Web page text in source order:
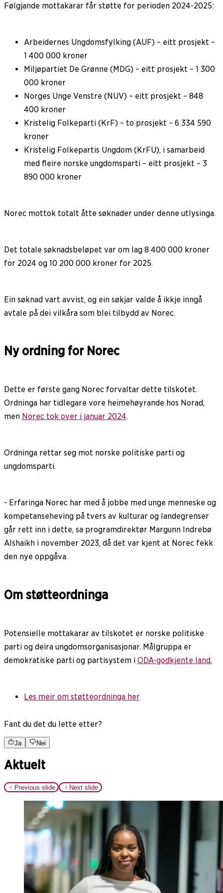
Følgjande mottakarar får støtte for perioden 2024-2025:
Arbeidernes Ungdomsfylking (AUF) – eitt prosjekt –
1 400 000 kroner
Miljøpartiet De Grønne (MDG) – eitt prosjekt – 1 300
000 kroner
Norges Unge Venstre (NUV) – eitt prosjekt – 848
400 kroner
Kristelig Folkeparti (KrF) – to prosjekt – 6 334 590
kroner
Kristelig Folkepartis Ungdom (KrFU), i samarbeid
med fleire norske ungdomsparti – eitt prosjekt – 3
890 000 kroner
Norec mottok totalt åtte søknader under denne utlysinga.
Det totale søknadsbeløpet var om lag 8 400 000 kroner
for 2024 og 10 200 000 kroner for 2025.
Ein søknad vart avvist, og ein søkjar valde å ikkje inngå
avtale på dei vilkåra som blei tilbydd av Norec.
Ny ordning for Norec
Dette er første gang Norec forvaltar dette tilskotet.
Ordninga har tidlegare vore heimehøyrande hos Norad,
men Norec tok over i januar 2024.
Ordninga rettar seg mot norske politiske parti og
ungdomsparti.
- Erfaringa Norec har med å jobbe med unge menneske og
kompetanseheving på tvers av kulturar og landegrenser
går rett inn i dette, sa programdirektør Margunn Indrebø
Alshaikh i november 2023, då det var kjent at Norec fekk
den nye oppgåva.
Om støtteordninga
Potensielle mottakarar av tilskotet er norske politiske
parti og deira ungdomsorganisasjonar. Målgruppa er
demokratiske parti og partisystem i ODA-godkjente land.
Les meir om støtteordninga her
Fant du det du lette etter?
Ja Nei
Aktuelt
Previous slide Next slide